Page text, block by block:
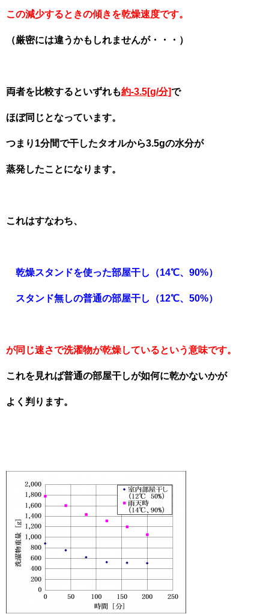
この減少するときの傾きを乾燥速度です。
（厳密には違うかもしれませんが・・・）
両者を比較するといずれも約-3.5[g/分]で
ほぼ同じとなっています。
つまり1分間で干したタオルから3.5gの水分が
蒸発したことになります。
これはすなわち、
乾燥スタンドを使った部屋干し（14℃、90%）
スタンド無しの普通の部屋干し（12℃、50%）
が同じ速さで洗濯物が乾燥しているという意味です。
これを見れば普通の部屋干しが如何に乾かないかが
よく判ります。